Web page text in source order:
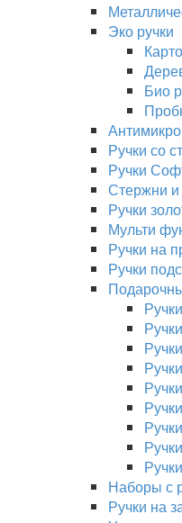
Эко ручки
Био
Ручки со
Ручки
Стержни
Ручки
Мульти
Ручки на
Ручки
Наборы с
Ручки на